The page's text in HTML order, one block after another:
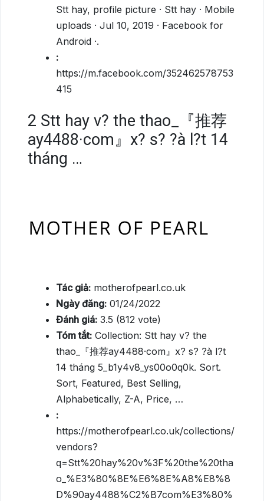
Stt hay, profile picture · Stt hay · Mobile
uploads · Jul 10, 2019 · Facebook for
Android ·.
:
https://m.facebook.com/352462578753
415
2 Stt hay v? the thao_『推荐
ay4488·com』x? s? ?à l?t 14
tháng …
Tác giả: motherofpearl.co.uk
Ngày đăng: 01/24/2022
Đánh giá: 3.5 (812 vote)
Tóm tắt: Collection: Stt hay v? the
thao_『推荐ay4488·com』x? s? ?à l?t
14 tháng 5_b1y4v8_ys00o0q0k. Sort.
Sort, Featured, Best Selling,
Alphabetically, Z-A, Price, …
:
https://motherofpearl.co.uk/collections/
vendors?
q=Stt%20hay%20v%3F%20the%20tha
o_%E3%80%8E%E6%8E%A8%E8%8
D%90ay4488%C2%B7com%E3%80%